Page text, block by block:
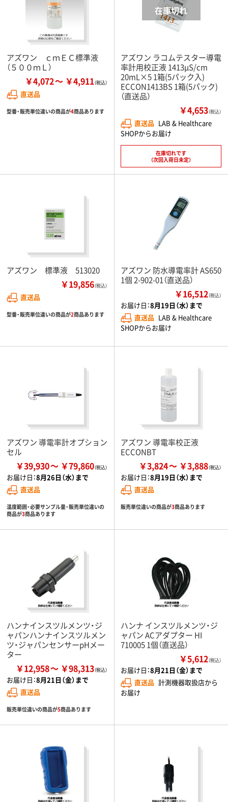
アズワン ｃｍＥＣ標準液
（５００ｍＬ）
￥4,072 ￥4,911
直送品
型番・販売単位違いの商品が4商品あります
アズワン ラコムテスター導電
率計用校正液 1413μS/cm
20mL×5 1箱(5パック入)
ECCON1413BS 1箱(5パック)
（直送品）
￥4,653（税込）
直送品 LAB & Healthcare
SHOPからお届け
在庫切れです
（次回入荷日未定）
アズワン 標準液 513020
￥19,856（税込）
直送品
型番・販売単位違いの商品が2商品あります
アズワン 防水導電率計 AS650
1個 2-902-01（直送品）
￥16,512（税込）
お届け日：8月19日（水）まで
直送品 LAB & Healthcare
SHOPからお届け
アズワン 導電率計オプション
セル
￥39,930 ￥79,860
お届け日：8月26日（水）まで
直送品
温度範囲・必要サンプル量・販売単位違いの
商品が3商品あります
アズワン 導電率校正液
ECCONBT
￥3,824 ￥3,888
お届け日：8月19日（水）まで
直送品
販売単位違いの商品が3商品あります
ハンナインスツルメンツ・ジ
ャパンハンナインスツルメン
ツ・ジャパンセンサーpHメー
ター
￥12,958 ￥98,313
お届け日：8月21日（金）まで
直送品
販売単位違いの商品が5商品あります
ハンナ インスツルメンツ・ジ
ャパン ACアダプター HI
710005 1個（直送品）
￥5,612（税込）
お届け日：8月21日（金）まで
直送品 計測機器取扱店から
お届け